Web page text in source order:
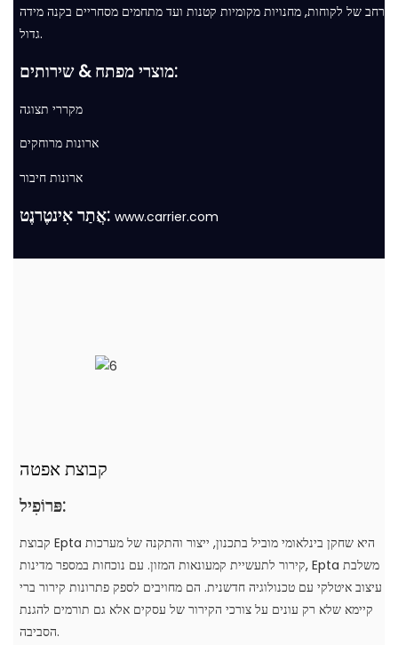
רחב של לקוחות, מחנויות מקומיות קטנות ועד מתחמים מסחריים בקנה מידה
גדול.
מוצרי מפתח & שירותים:
מקררי תצוגה
ארונות מרוחקים
ארונות חיבור
אֲתַר אִינטֶרנֶט: www.carrier.com
קבוצת אפטה
פּרוֹפִיל:
קבוצת Epta היא שחקן בינלאומי מוביל בתכנון, ייצור והתקנה של מערכות
קירור לתעשיית קמעונאות המזון. עם נוכחות במספר מדינות, Epta משלבת
עיצוב איטלקי עם טכנולוגיה חדשנית. הם מחויבים לספק פתרונות קירור ברי
קיימא שלא רק עונים על צורכי הקירור של עסקים אלא גם תורמים להגנת
הסביבה.